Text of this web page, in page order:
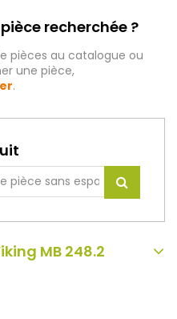
recherchée ?
pièces au catalogue ou
une pièce,
.
MB 248.2